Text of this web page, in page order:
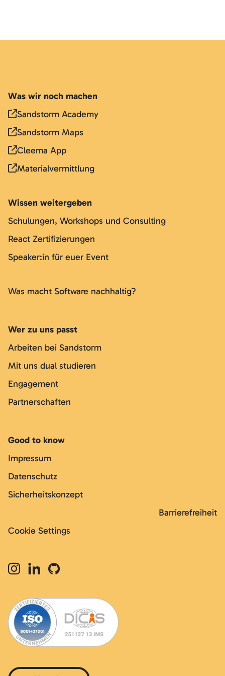
Was wir noch machen
Sandstorm Academy
Sandstorm Maps
Cleema App
Materialvermittlung
Wissen weitergeben
Schulungen, Workshops und Consulting
React Zertifizierungen
Speaker:in für euer Event
Was macht Software nachhaltig?
Wer zu uns passt
Arbeiten bei Sandstorm
Mit uns dual studieren
Engagement
Partnerschaften
Good to know
Impressum
Datenschutz
Sicherheitskonzept
Barrierefreiheit
Cookie Settings